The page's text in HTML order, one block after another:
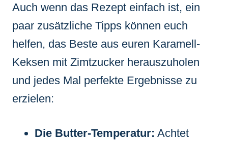
Auch wenn das Rezept einfach ist, ein
paar zusätzliche Tipps können euch
helfen, das Beste aus euren Karamell-
Keksen mit Zimtzucker herauszuholen
und jedes Mal perfekte Ergebnisse zu
erzielen:
Die Butter-Temperatur: Achtet